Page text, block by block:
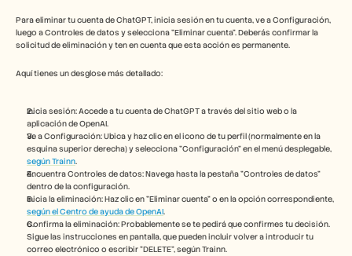
Para eliminar tu cuenta de ChatGPT, inicia sesión en tu cuenta, ve a Configuración,
luego a Controles de datos y selecciona "Eliminar cuenta". Deberás confirmar la
solicitud de eliminación y ten en cuenta que esta acción es permanente.
Aquí tienes un desglose más detallado:
Inicia sesión: Accede a tu cuenta de ChatGPT a través del sitio web o la
aplicación de OpenAI.
Ve a Configuración: Ubica y haz clic en el icono de tu perfil (normalmente en la
según Trainn.
Encuentra Controles de datos: Navega hasta la pestaña "Controles de datos"
dentro de la configuración.
según el Centro de ayuda de OpenAI.
Confirma la eliminación: Probablemente se te pedirá que confirmes tu decisión.
Sigue las instrucciones en pantalla, que pueden incluir volver a introducir tu
correo electrónico o escribir "DELETE", según Trainn.
Historias de clientes
Preguntas frecuentes
Anuncio
Programa de partners
Gestión del cambio
Preventa
Marketing de producto
Éxito del cliente
Formación
Ver más casos de uso